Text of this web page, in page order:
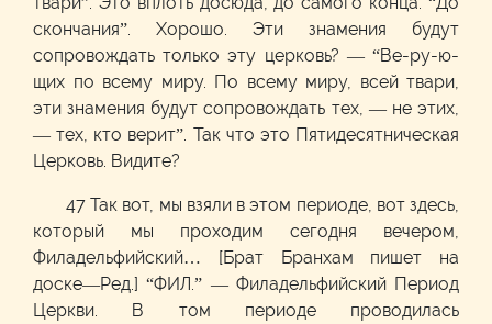
скончания”. Хорошо. Эти знамения будут
сопровождать только эту церковь? — “Ве-ру-ю-
щих по всему миру. По всему миру, всей твари,
эти знамения будут сопровождать тех, — не этих,
— тех, кто верит”. Так что это Пятидесятническая
Церковь. Видите?
47 Так вот, мы взяли в этом периоде, вот здесь,
который мы проходим сегодня вечером,
Филадельфийский… [Брат Бранхам пишет на
доске—Ред.] “ФИЛ.” — Филадельфийский Период
Церкви. В том периоде проводилась